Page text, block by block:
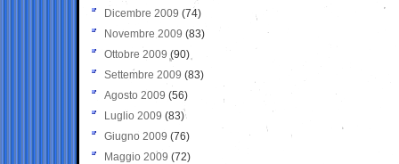
Dicembre 2009 (74)
Novembre 2009 (83)
Ottobre 2009 (90)
Settembre 2009 (83)
Agosto 2009 (56)
Luglio 2009 (83)
Giugno 2009 (76)
Maggio 2009 (72)